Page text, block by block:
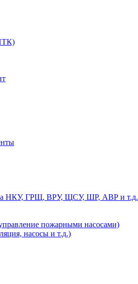
НКУ, ГРЩ, ВРУ, ЩСУ, ШР, АВР и т.д.
пожарными насосами)
насосы и т.д.)